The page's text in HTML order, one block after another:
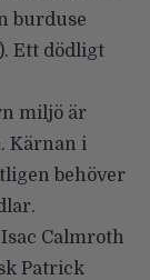
burduse
. Ett dödligt
miljö är
Kärnan i
behöver
Calmroth
Patrick